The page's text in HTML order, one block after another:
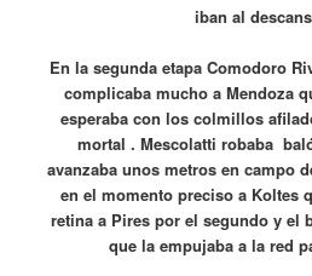
iban al
En la segunda etapa Comodoro
complicaba mucho a Mendoza
esperaba con los colmillos
mortal . Mescolatti robaba
avanzaba unos metros en campo
en el momento preciso a Koltes
retina a Pires por el segundo y el
que la empujaba a la red